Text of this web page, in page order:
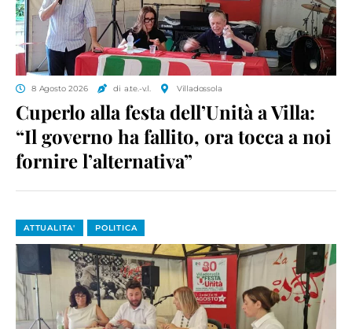
8 Agosto 2026 di a.te.-v.l. Villadossola
Cuperlo alla festa dell’Unità a Villa:
“Il governo ha fallito, ora tocca a noi
fornire l’alternativa”
ATTUALITA' POLITICA